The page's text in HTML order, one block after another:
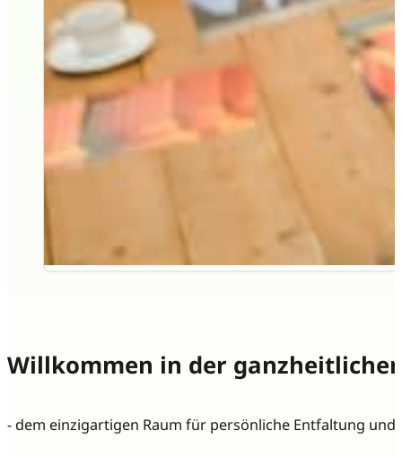
Willkommen in der
- dem einzigartigen Raum für persönliche Entfaltung